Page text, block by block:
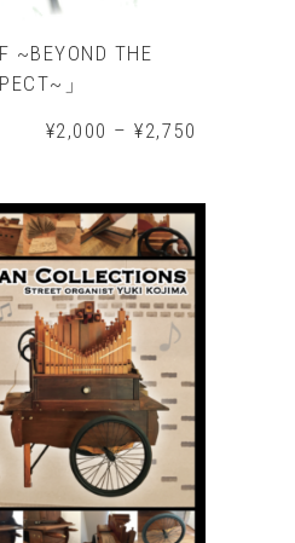
~BEYOND THE
」
¥2,000 – ¥2,750